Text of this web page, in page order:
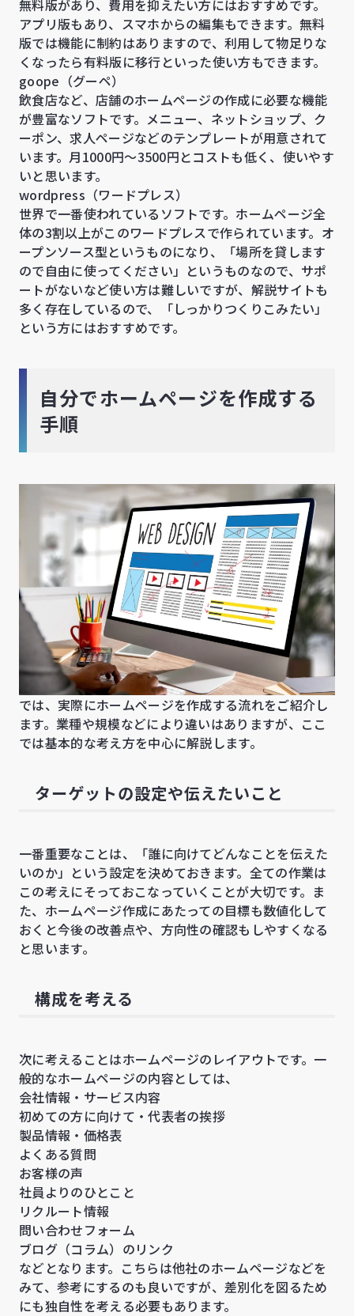
無料版があり、費用を抑えたい方にはおすすめです。
アプリ版もあり、スマホからの編集もできます。無料
版では機能に制約はありますので、利用して物足りな
くなったら有料版に移行といった使い方もできます。
goope（グーペ）
飲食店など、店舗のホームページの作成に必要な機能
が豊富なソフトです。メニュー、ネットショップ、ク
ーポン、求人ページなどのテンプレートが用意されて
います。月1000円～3500円とコストも低く、使いやす
いと思います。
wordpress（ワードプレス）
世界で一番使われているソフトです。ホームページ全
体の3割以上がこのワードプレスで作られています。オ
ープンソース型というものになり、「場所を貸します
ので自由に使ってください」というものなので、サポ
ートがないなど使い方は難しいですが、解説サイトも
多く存在しているので、「しっかりつくりこみたい」
という方にはおすすめです。
自分でホームページを作成する
手順
では、実際にホームページを作成する流れをご紹介し
ます。業種や規模などにより違いはありますが、ここ
では基本的な考え方を中心に解説します。
ターゲットの設定や伝えたいこと
一番重要なことは、「誰に向けてどんなことを伝えた
いのか」という設定を決めておきます。全ての作業は
この考えにそっておこなっていくことが大切です。ま
た、ホームページ作成にあたっての目標も数値化して
おくと今後の改善点や、方向性の確認もしやすくなる
と思います。
構成を考える
次に考えることはホームページのレイアウトです。一
般的なホームページの内容としては、
会社情報・サービス内容
初めての方に向けて・代表者の挨拶
製品情報・価格表
よくある質問
お客様の声
社員よりのひとこと
リクルート情報
問い合わせフォーム
ブログ（コラム）のリンク
などとなります。こちらは他社のホームページなどを
みて、参考にするのも良いですが、差別化を図るため
にも独自性を考える必要もあります。